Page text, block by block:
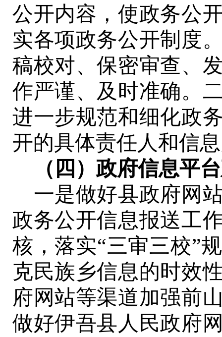
公开内容，使政务公
实各项政务公开制度
稿校对、保密审查、
作严谨、及时准确。
进一步规范和细化政
开的具体责任人和信
（四）政府信息平
一是做好县政府网
政务公开信息报送工
核，落实“三审三校”
克民族乡信息的时效
府网站等渠道加强前
做好伊吾县人民政府